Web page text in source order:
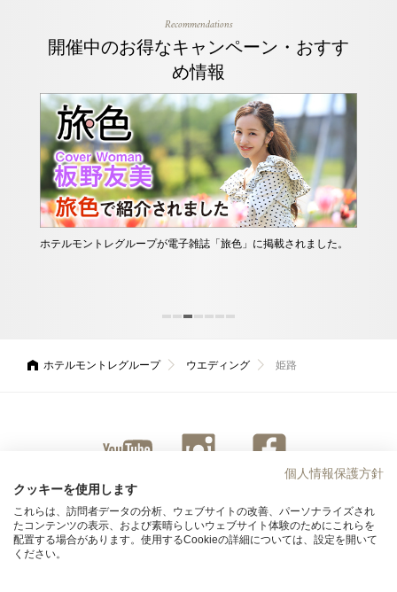
Recommendations
開催中のお得なキャンペーン・おすす
め情報
ホテルモントレグループが電子雑誌「旅色」に掲載されました。
ホテルモントレグループ ウエディング 姫路
ユーチ
ューブ
タグラ
ム
ファイ
スブッ
ク
個人情報保護方針
クッキーを使用します
これらは、訪問者データの分析、ウェブサイトの改善、パーソナライズされ
たコンテンツの表示、および素晴らしいウェブサイト体験のためにこれらを
配置する場合があります。使用するCookieの詳細については、設定を開いて
ください。